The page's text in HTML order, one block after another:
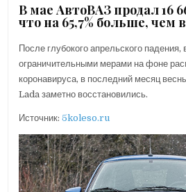
В мае АвтоВАЗ продал 16
что на 65,7% больше, чем
После глубокого апрельского
ограничительными мерами на фоне
коронавируса, в последний месяц
Lada заметно восстановились.
Источник:5koleso.ru